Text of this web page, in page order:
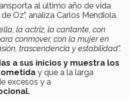
al último año de vida
Oz", analiza Carlos Mendiola.
la actriz, la cantante, con
conmover, con la mujer en
trascendencia y estabilidad".
a sus inicios y muestra los
y que a la larga
excesos y a